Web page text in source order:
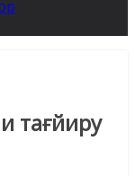
тағйиру